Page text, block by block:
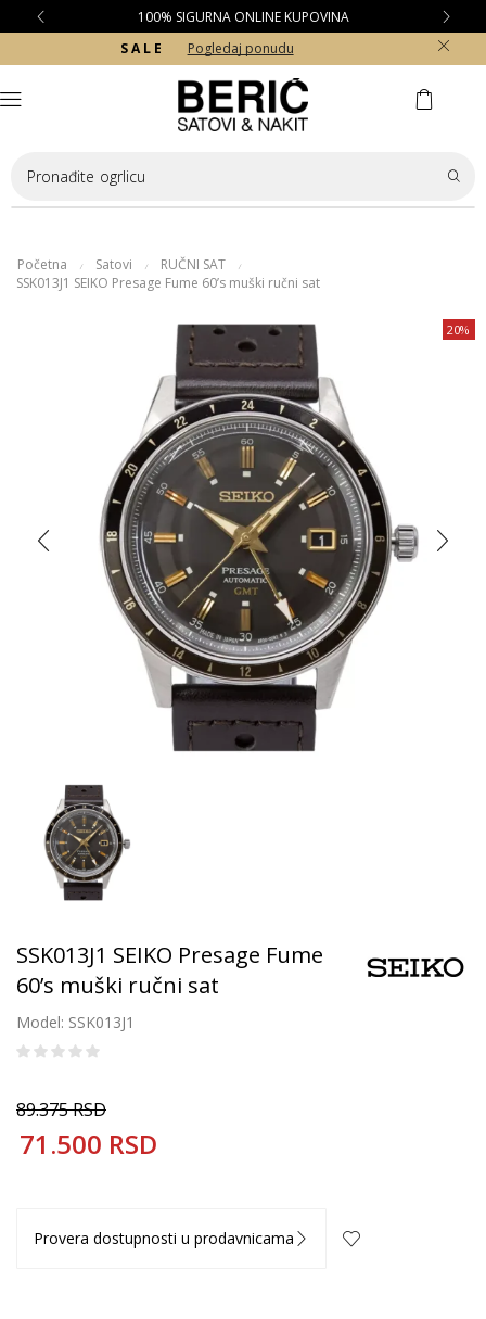
100% SIGURNA ONLINE KUPOVINA
S A L E
Pogledaj ponudu
Pronađite ogrlicu
Početna / Satovi / RUČNI SAT /
SSK013J1 SEIKO Presage Fume 60’s muški ručni sat
20%
SSK013J1 SEIKO Presage Fume
60’s muški ručni sat
Model: SSK013J1
89.375RSD
71.500 RSD
Provera dostupnosti u prodavnicama